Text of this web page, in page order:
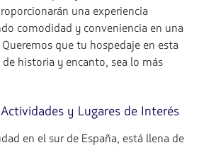
una experiencia
comodidad y conveniencia en una
que tu hospedaje en esta
historia y encanto, sea lo más
y Lugares de Interés
en el sur de España, está llena de